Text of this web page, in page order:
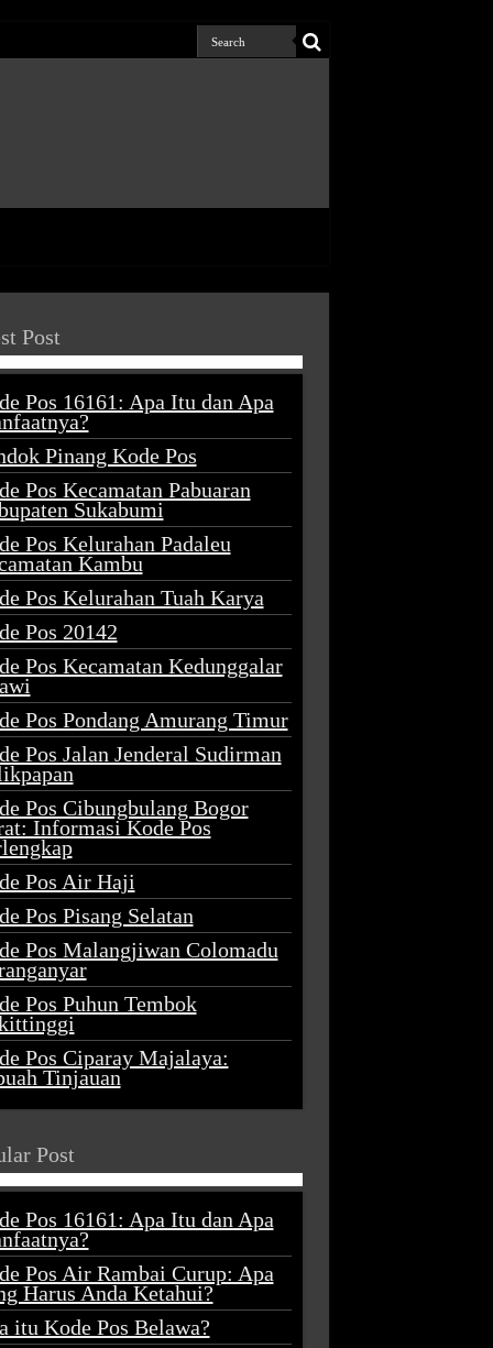
Post
Pos 16161: Apa Itu dan Apa
Pinang Kode Pos
Pos Kecamatan Pabuaran
Sukabumi
Pos Kelurahan Padaleu
Kambu
Pos Kelurahan Tuah Karya
Pos 20142
Pos Kecamatan Kedunggalar
Pos Pondang Amurang Timur
Pos Jalan Jenderal Sudirman
Pos Cibungbulang Bogor
Informasi Kode Pos
Pos Air Haji
Pos Pisang Selatan
Pos Malangjiwan Colomadu
Pos Puhun Tembok
Pos Ciparay Majalaya:
Tinjauan
Post
Pos 16161: Apa Itu dan Apa
Pos Air Rambai Curup: Apa
Harus Anda Ketahui?
itu Kode Pos Belawa?